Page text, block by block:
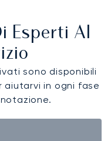
Esperti Al
sono disponibili
aiutarvi in ogni fase